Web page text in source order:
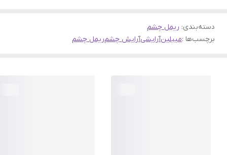
دسته‌بندی: ریمل چشم
برچسب‌ها :میبلینآرایشیآرایش چشمریمل چشم